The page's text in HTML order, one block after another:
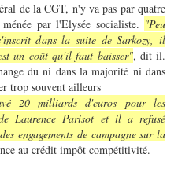
de la CGT, n'y va pas par quatre
par l'Elysée socialiste. "Peu
dans la suite de Sarkozy, il
un coût qu'il faut baisser", dit-il.
du ni dans la majorité ni dans
trop souvent ailleurs
20 milliards d'euros pour les
Laurence Parisot et il a refusé
engagements de campagne sur la
au crédit impôt compétitivité.